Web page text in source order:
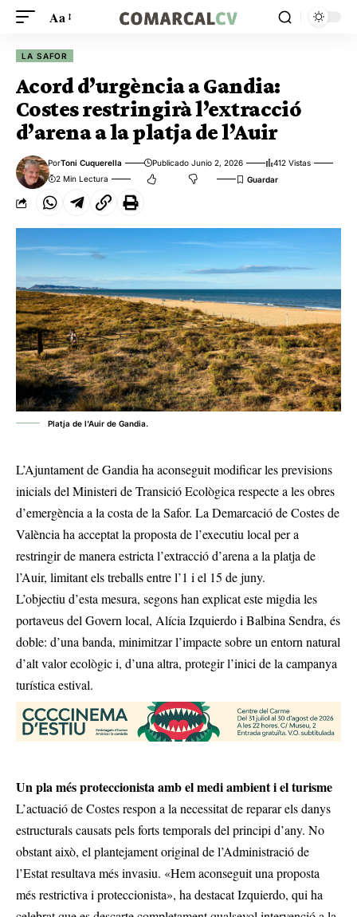
Aa
LA SAFOR
Acord d’urgència a Gandia:
Costes restringirà l’extracció
d’arena a la platja de l’Auir
PorToni Cuquerella Publicado Junio 2, 2026
412 Vistas
2 Min Lectura
Platja de l'Auir de Gandia.
L’Ajuntament de Gandia ha aconseguit modificar les previsions
inicials del Ministeri de Transició Ecològica respecte a les obres
d’emergència a la costa de la Safor. La Demarcació de Costes de
València ha acceptat la proposta de l’executiu local per a
restringir de manera estricta l’extracció d’arena a la platja de
l’Auir, limitant els treballs entre l’1 i el 15 de juny.
L’objectiu d’esta mesura, segons han explicat este migdia les
portaveus del Govern local, Alícia Izquierdo i Balbina Sendra, és
doble: d’una banda, minimitzar l’impacte sobre un entorn natural
d’alt valor ecològic i, d’una altra, protegir l’inici de la campanya
turística estival.
Un pla més proteccionista amb el medi ambient i el turisme
L’actuació de Costes respon a la necessitat de reparar els danys
estructurals causats pels forts temporals del principi d’any. No
obstant això, el plantejament original de l’Administració de
l’Estat resultava més invasiu. «Hem aconseguit una proposta
més restrictiva i proteccionista», ha destacat Izquierdo, qui ha